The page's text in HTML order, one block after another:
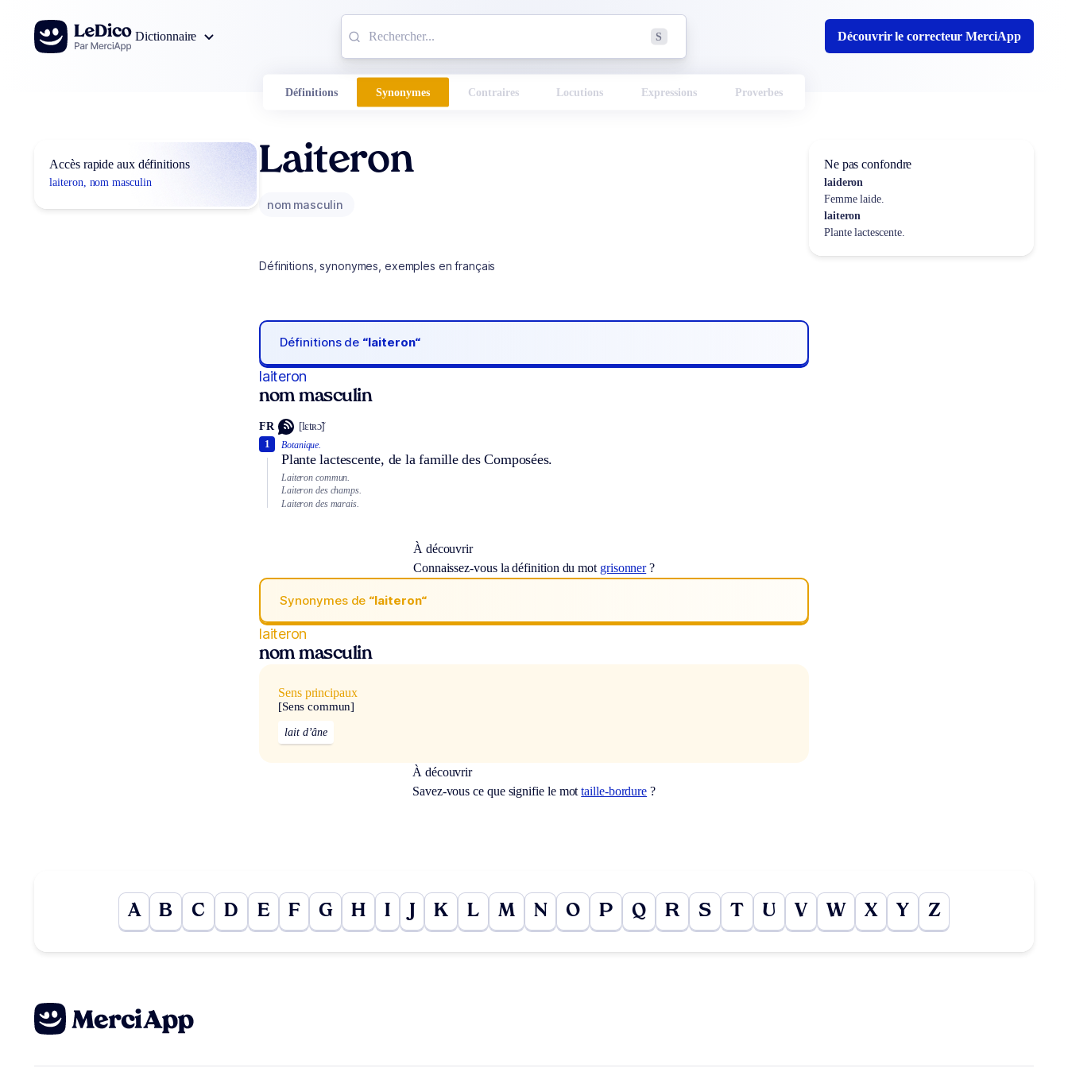
Aller au contenu
Dictionnaire
S Découvrir le correcteur MerciApp
Définitions Synonymes Contraires Locutions Expressions Proverbes
Accès rapide aux définitions
laiteron, nom masculin
Laiteron
nom masculin
Définitions, synonymes, exemples en français
Définitions de “laiteron“
laiteron
nom masculin
FR [lɛtʀɔ̃]
Botanique.
Plante lactescente, de la famille des Composées.
1
Laiteron commun.
Laiteron des champs.
Laiteron des marais.
À découvrir
Connaissez-vous la définition du mot grisonner?
Synonymes de “laiteron“
laiteron
nom masculin
Sens principaux
[Sens commun]
lait d’âne
À découvrir
Savez-vous ce que signifie le mottaille-bordure ?
Ne pas confondre
laideron
Femme laide.
laiteron
Plante lactescente.
A B C D E F G H I J K L M N O P Q R S T U V W X Y Z